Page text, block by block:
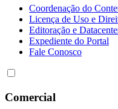
Coordenação do
Licença de Uso e
Editoração e
Expediente do Portal
Fale Conosco
Comercial